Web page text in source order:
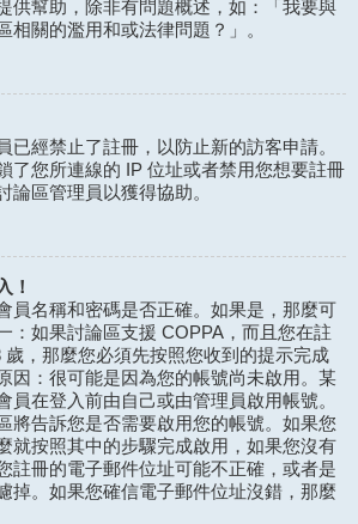
供幫助，除非有問題概述，如：「我要與
相關的濫用和或法律問題？」。
已經禁止了註冊，以防止新的訪客申請。
了您所連線的 IP 位址或者禁用您想要註冊
論區管理員以獲得協助。
！
員名稱和密碼是否正確。如果是，那麼可
：如果討論區支援 COPPA，而且您在註
，那麼您必須先按照您收到的提示完成
因：很可能是因為您的帳號尚未啟用。某
員在登入前由自己或由管理員啟用帳號。
將告訴您是否需要啟用您的帳號。如果您
就按照其中的步驟完成啟用，如果您沒有
註冊的電子郵件位址可能不正確，或者是
掉。如果您確信電子郵件位址沒錯，那麼